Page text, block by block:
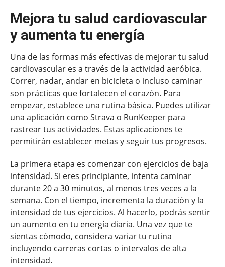
Mejora tu salud cardiovascular
y aumenta tu energía
Una de las formas más efectivas de mejorar tu salud
cardiovascular es a través de la actividad aeróbica.
Correr, nadar, andar en bicicleta o incluso caminar
son prácticas que fortalecen el corazón. Para
empezar, establece una rutina básica. Puedes utilizar
una aplicación como Strava o RunKeeper para
rastrear tus actividades. Estas aplicaciones te
permitirán establecer metas y seguir tus progresos.
La primera etapa es comenzar con ejercicios de baja
intensidad. Si eres principiante, intenta caminar
durante 20 a 30 minutos, al menos tres veces a la
semana. Con el tiempo, incrementa la duración y la
intensidad de tus ejercicios. Al hacerlo, podrás sentir
un aumento en tu energía diaria. Una vez que te
sientas cómodo, considera variar tu rutina
incluyendo carreras cortas o intervalos de alta
intensidad.